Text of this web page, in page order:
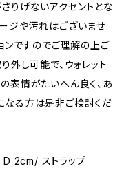
りげないアクセントとな
ジや汚れはございませ
ンですのでご理解の上ご
外し可能で、ウォレット
表情がたいへん良く、あ
なる方は是非ご検討くだ
2cm/ ストラップ